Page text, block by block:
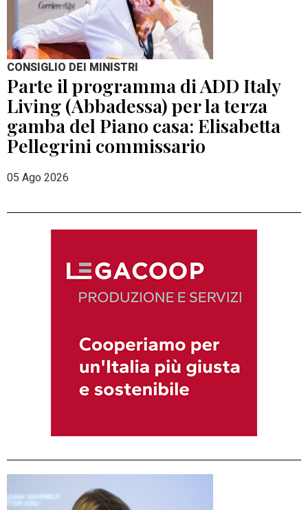
CONSIGLIO DEI MINISTRI
Parte il programma di ADD Italy
Living (Abbadessa) per la terza
gamba del Piano casa: Elisabetta
Pellegrini commissario
05 Ago 2026